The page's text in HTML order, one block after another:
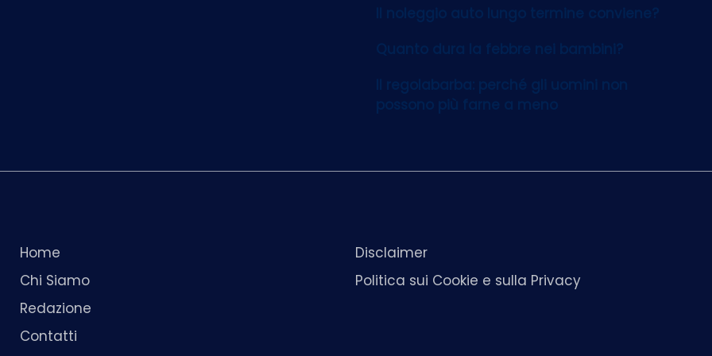
Il noleggio auto lungo termine conviene?
Quanto dura la febbre nei bambini?
Il regolabarba: perché gli uomini non
possono più farne a meno
Home
Chi Siamo
Redazione
Contatti
Disclaimer
Politica sui Cookie e sulla Privacy